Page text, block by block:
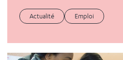
Actualité Emploi